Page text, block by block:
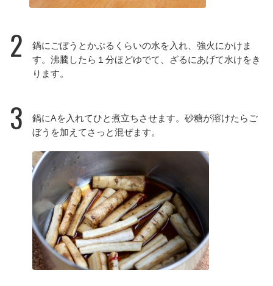
2
鍋にごぼうとかぶるくらいの水を入れ、強火にかけま
す。沸騰したら１分ほどゆでて、ざるにあげて水けをき
ります。
3
鍋にAを入れてひと煮立ちさせます。砂糖が溶けたらご
ぼうを加えてさっと混ぜます。